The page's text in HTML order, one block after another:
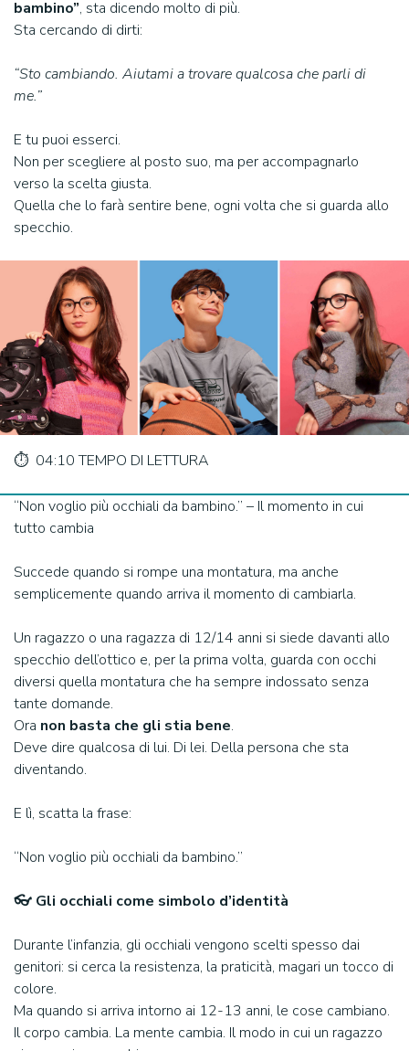
bambino”, sta dicendo molto di più.
Sta cercando di dirti:
“Sto cambiando. Aiutami a trovare qualcosa che parli di
me.”
E tu puoi esserci.
Non per scegliere al posto suo, ma per accompagnarlo
verso la scelta giusta.
Quella che lo farà sentire bene, ogni volta che si guarda allo
specchio.
⏱️ 04:10 TEMPO DI LETTURA
“Non voglio più occhiali da bambino.” – Il momento in cui
tutto cambia
Succede quando si rompe una montatura, ma anche
semplicemente quando arriva il momento di cambiarla.
Un ragazzo o una ragazza di 12/14 anni si siede davanti allo
specchio dell’ottico e, per la prima volta, guarda con occhi
diversi quella montatura che ha sempre indossato senza
tante domande.
Ora non basta che gli stia bene.
Deve dire qualcosa di lui. Di lei. Della persona che sta
diventando.
E lì, scatta la frase:
“Non voglio più occhiali da bambino.”
👓 Gli occhiali come simbolo d’identità
Durante l’infanzia, gli occhiali vengono scelti spesso dai
genitori: si cerca la resistenza, la praticità, magari un tocco di
colore.
Ma quando si arriva intorno ai 12-13 anni, le cose cambiano.
Il corpo cambia. La mente cambia. Il modo in cui un ragazzo